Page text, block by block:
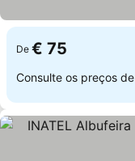
De € 75
Consulte os preços de